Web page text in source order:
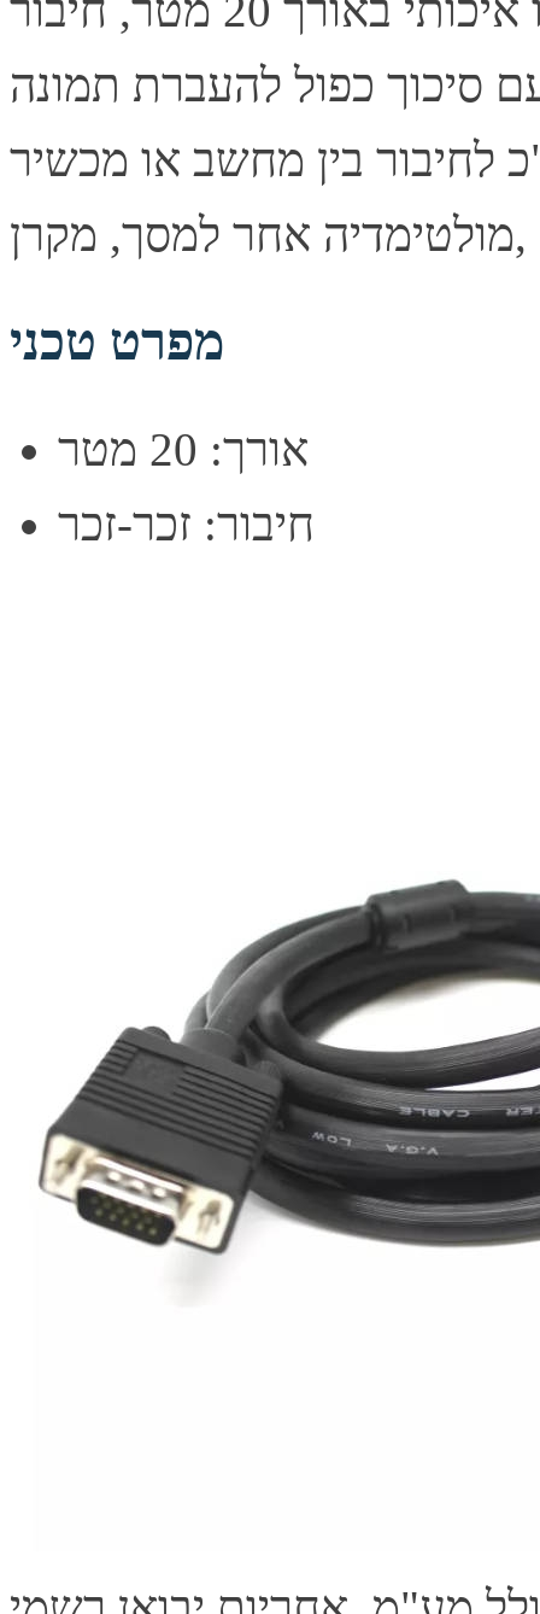
סיכוך כפול להעברת תמונה
לחיבור בין מחשב או מכשיר
מפרט טכני
אורך: 20 מטר
חיבור: זכר-זכר